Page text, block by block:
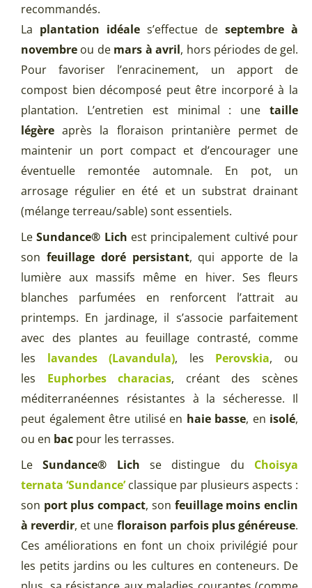
recommandés.
La plantation idéale s’effectue de septembre à
novembre ou de mars à avril, hors périodes de gel.
Pour favoriser l’enracinement, un apport de
compost bien décomposé peut être incorporé à la
plantation. L’entretien est minimal : une taille
légère après la floraison printanière permet de
maintenir un port compact et d’encourager une
éventuelle remontée automnale. En pot, un
arrosage régulier en été et un substrat drainant
(mélange terreau/sable) sont essentiels.
LeSundance® Lich est principalement cultivé pour
son feuillage doré persistant, qui apporte de la
lumière aux massifs même en hiver. Ses fleurs
blanches parfumées en renforcent l’attrait au
printemps. En jardinage, il s’associe parfaitement
avec des plantes au feuillage contrasté, comme
les lavandes (Lavandula), les Perovskia, ou
les Euphorbes characias, créant des scènes
méditerranéennes résistantes à la sécheresse. Il
peut également être utilisé en haie basse, en isolé,
ou en bac pour les terrasses.
LeSundance® Lich se distingue du Choisya
ternata ‘Sundance’classique par plusieurs aspects :
son port plus compact, son feuillage moins enclin
à reverdir, et une floraison parfois plus généreuse.
Ces améliorations en font un choix privilégié pour
les petits jardins ou les cultures en conteneurs. De